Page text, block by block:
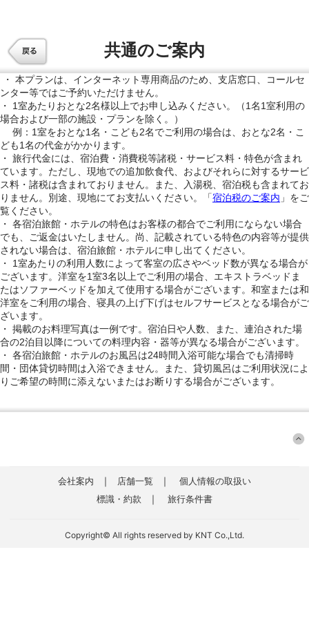
共通のご案内
・ 本プランは、インターネット専用商品のため、支店窓口、コールセ
ンター等ではご予約いただけません。
・ 1室あたりおとな2名様以上でお申し込みください。（1名1室利用の
場合および一部の施設・プランを除く。）
例：1室をおとな1名・こども2名でご利用の場合は、おとな2名・こ
ども1名の代金がかかります。
・ 旅行代金には、宿泊費・消費税等諸税・サービス料・特色が含まれ
ています。ただし、現地での追加飲食代、およびそれらに対するサービ
ス料・諸税は含まれておりません。また、入湯税、宿泊税も含まれてお
りません。別途、現地にてお支払いください。「宿泊税のご案内 」をご
覧ください。
・ 各宿泊旅館・ホテルの特色はお客様の都合でご利用にならない場合
でも、ご返金はいたしません。尚、記載されている特色の内容等が提供
されない場合は、宿泊旅館・ホテルに申し出てください。
・ 1室あたりの利用人数によって客室の広さやベッド数が異なる場合が
ございます。洋室を1室3名以上でご利用の場合、エキストラベッドま
たはソファーベッドを加えて使用する場合がございます。和室または和
洋室をご利用の場合、寝具の上げ下げはセルフサービスとなる場合がご
ざいます。
・ 掲載のお料理写真は一例です。宿泊日や人数、また、連泊された場
合の2泊目以降についての料理内容・器等が異なる場合がございます。
・ 各宿泊旅館・ホテルのお風呂は24時間入浴可能な場合でも清掃時
間・団体貸切時間は入浴できません。また、貸切風呂はご利用状況によ
りご希望の時間に添えないまたはお断りする場合がございます。
会社案内 ｜ 店舗一覧 ｜
個人情報の取扱い
標識・約款
｜ 旅行条件書
Copyright© All rights reserved by KNT Co.,Ltd.